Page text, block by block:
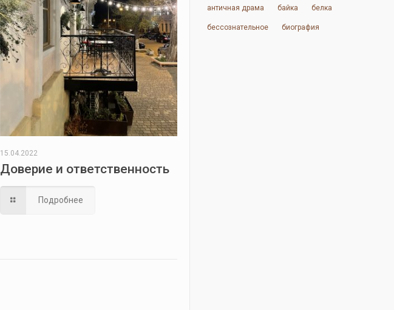
15.04.2022
Доверие и ответственность
Подробнее
античная драма байка белка
бессознательное биография